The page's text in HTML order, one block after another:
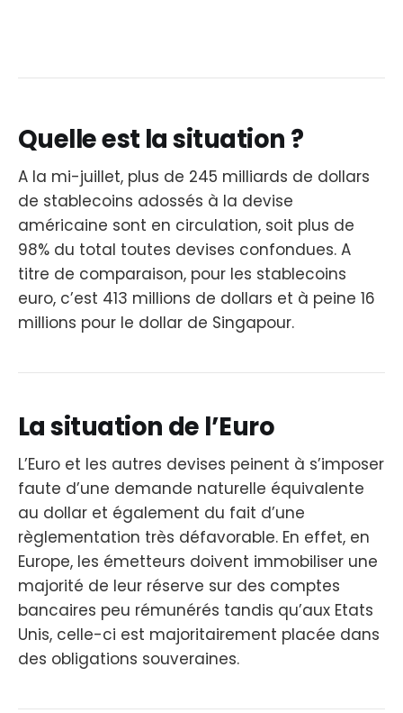
Quelle est la situation ?
A la mi-juillet, plus de 245 milliards de dollars
de stablecoins adossés à la devise
américaine sont en circulation, soit plus de
98% du total toutes devises confondues. A
titre de comparaison, pour les stablecoins
euro, c’est 413 millions de dollars et à peine 16
millions pour le dollar de Singapour.
La situation de l’Euro
L’Euro et les autres devises peinent à s’imposer
faute d’une demande naturelle équivalente
au dollar et également du fait d’une
règlementation très défavorable. En effet, en
Europe, les émetteurs doivent immobiliser une
majorité de leur réserve sur des comptes
bancaires peu rémunérés tandis qu’aux Etats
Unis, celle-ci est majoritairement placée dans
des obligations souveraines.